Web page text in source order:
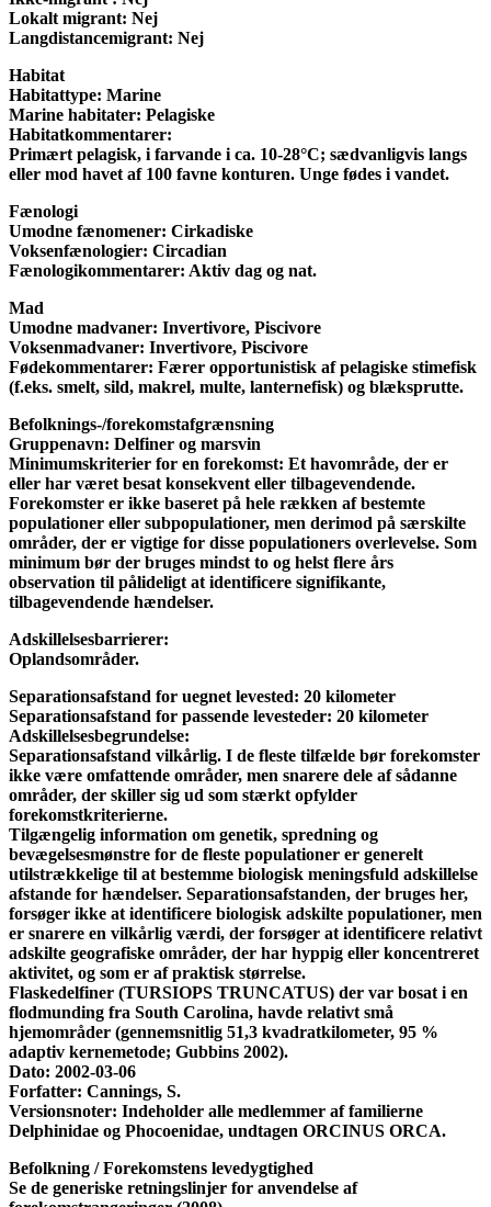
Lokalt migrant: Nej
Langdistancemigrant: Nej
Habitat
Habitattype: Marine
Marine habitater: Pelagiske
Habitatkommentarer:
Primært pelagisk, i farvande i ca. 10-28°C; sædvanligvis langs
eller mod havet af 100 favne konturen. Unge fødes i vandet.
Fænologi
Umodne fænomener: Cirkadiske
Voksenfænologier: Circadian
Fænologikommentarer: Aktiv dag og nat.
Mad
Umodne madvaner: Invertivore, Piscivore
Voksenmadvaner: Invertivore, Piscivore
Fødekommentarer: Færer opportunistisk af pelagiske stimefisk
(f.eks. smelt, sild, makrel, multe, lanternefisk) og blæksprutte.
Befolknings-/forekomstafgrænsning
Gruppenavn: Delfiner og marsvin
Minimumskriterier for en forekomst: Et havområde, der er
eller har været besat konsekvent eller tilbagevendende.
Forekomster er ikke baseret på hele rækken af bestemte
populationer eller subpopulationer, men derimod på særskilte
områder, der er vigtige for disse populationers overlevelse. Som
minimum bør der bruges mindst to og helst flere års
observation til pålideligt at identificere signifikante,
tilbagevendende hændelser.
Adskillelsesbarrierer:
Oplandsområder.
Separationsafstand for uegnet levested: 20 kilometer
Separationsafstand for passende levesteder: 20 kilometer
Adskillelsesbegrundelse:
Separationsafstand vilkårlig. I de fleste tilfælde bør forekomster
ikke være omfattende områder, men snarere dele af sådanne
områder, der skiller sig ud som stærkt opfylder
forekomstkriterierne.
Tilgængelig information om genetik, spredning og
bevægelsesmønstre for de fleste populationer er generelt
utilstrækkelige til at bestemme biologisk meningsfuld adskillelse
afstande for hændelser. Separationsafstanden, der bruges her,
forsøger ikke at identificere biologisk adskilte populationer, men
er snarere en vilkårlig værdi, der forsøger at identificere relativt
adskilte geografiske områder, der har hyppig eller koncentreret
aktivitet, og som er af praktisk størrelse.
Flaskedelfiner (TURSIOPS TRUNCATUS) der var bosat i en
flodmunding fra South Carolina, havde relativt små
hjemområder (gennemsnitlig 51,3 kvadratkilometer, 95 %
adaptiv kernemetode; Gubbins 2002).
Dato: 2002-03-06
Forfatter: Cannings, S.
Versionsnoter: Indeholder alle medlemmer af familierne
Delphinidae og Phocoenidae, undtagen ORCINUS ORCA.
Befolkning / Forekomstens levedygtighed
Se de generiske retningslinjer for anvendelse af